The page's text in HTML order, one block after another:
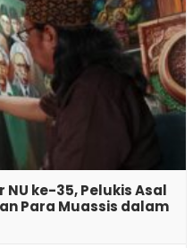
ke-35, Pelukis Asal
Para Muassis dalam